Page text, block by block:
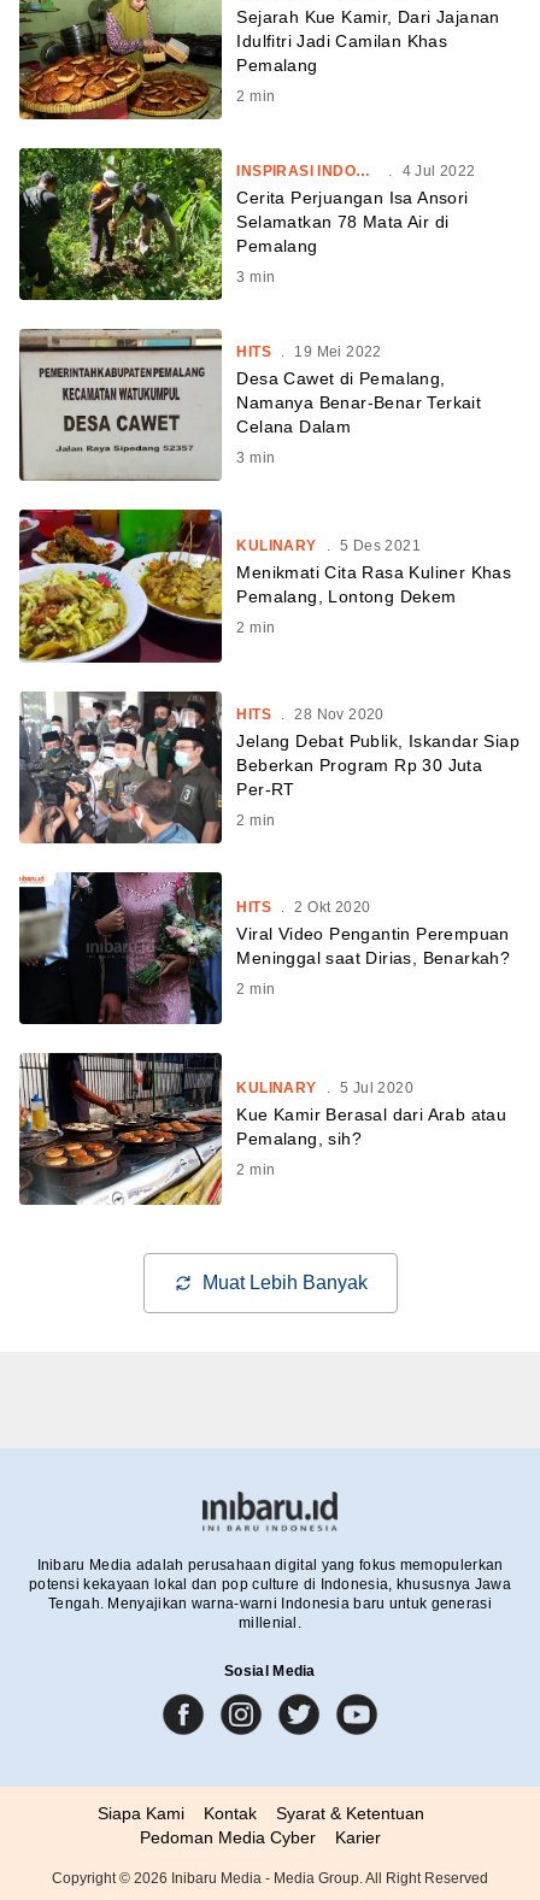
Sejarah Kue Kamir, Dari Jajanan
Idulfitri Jadi Camilan Khas
Pemalang
2 min
INSPIRASI INDONESIA . 4 Jul 2022
Cerita Perjuangan Isa Ansori
Selamatkan 78 Mata Air di
Pemalang
3 min
HITS . 19 Mei 2022
Desa Cawet di Pemalang,
Namanya Benar-Benar Terkait
Celana Dalam
3 min
KULINARY 5 Des 2021
Menikmati Cita Rasa Kuliner Khas
Pemalang, Lontong Dekem
2 min
HITS 28 Nov 2020
Jelang Debat Publik, Iskandar Siap
Beberkan Program Rp 30 Juta
Per-RT
2 min
HITS . 2 Okt 2020
Viral Video Pengantin Perempuan
Meninggal saat Dirias, Benarkah?
2 min
KULINARY . 5 Jul 2020
Kue Kamir Berasal dari Arab atau
Pemalang, sih?
2 min
Muat Lebih Banyak
Inibaru Media adalah perusahaan digital yang fokus memopulerkan
potensi kekayaan lokal dan pop culture di Indonesia, khususnya Jawa
Tengah. Menyajikan warna-warni Indonesia baru untuk generasi
millenial.
Sosial Media
Siapa Kami Kontak
Syarat & Ketentuan
Pedoman Media Cyber
Karier
Copyright © 2026 Inibaru Media - Media Group. All Right Reserved